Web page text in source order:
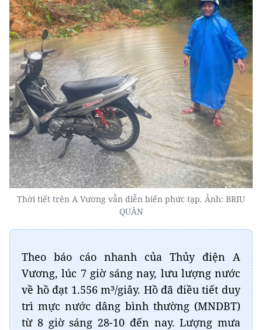
Thời tiết trên A Vương vẫn diễn biến phức tạp. Ảnh: BRIU
QUÂN
Theo báo cáo nhanh của Thủy điện A
Vương, lúc 7 giờ sáng nay, lưu lượng nước
về hồ đạt 1.556 m³/giây. Hồ đã điều tiết duy
trì mực nước dâng bình thường (MNDBT)
từ 8 giờ sáng 28-10 đến nay. Lượng mưa